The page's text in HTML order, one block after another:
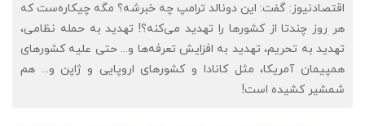
اقتصادنیوز: گفت: این دونالد ترامپ چه خبرشه؟ مگه چیکاره‌ست که
هر روز چندتا از کشورها را تهدید می‌کنه؟! تهدید به حمله نظامی،
تهدید به تحریم، تهدید به افزایش تعرفه‌ها و‌... حتی علیه کشورهای
همپیمان آمریکا‌، مثل کانادا و کشورهای اروپایی و ژاپن و‌... هم
شمشیر کشیده است!